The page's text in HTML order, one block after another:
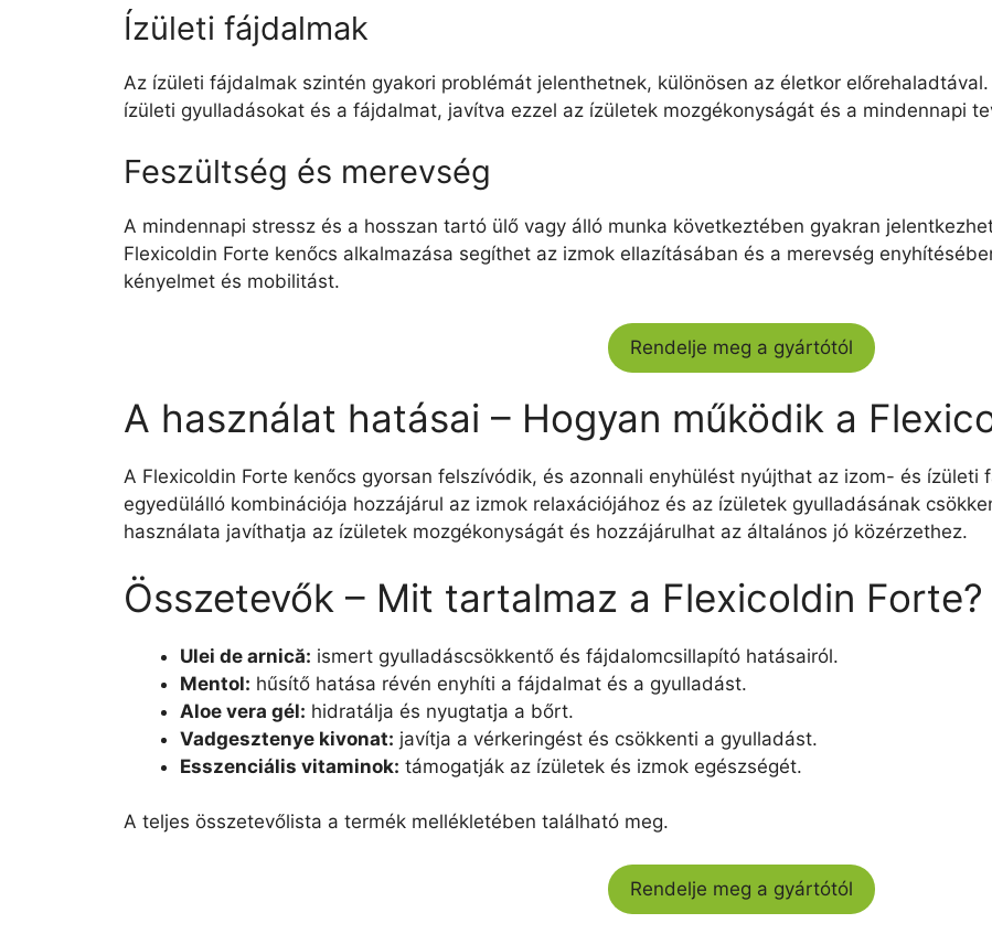
Ízületi fájdalmak
Az ízületi fájdalmak szintén gyakori problémát jelenthetnek, különösen az életkor
ízületi gyulladásokat és a fájdalmat, javítva ezzel az ízületek mozgékonyságát és a mindennapi
Feszültség és merevség
A mindennapi stressz és a hosszan tartó ülő vagy álló munka következtében gyakran
Flexicoldin Forte kenőcs alkalmazása segíthet az izmok ellazításában és a merevség
kényelmet és mobilitást.
Rendelje meg a gyártótól
A használat hatásai – Hogyan működik a
A Flexicoldin Forte kenőcs gyorsan felszívódik, és azonnali enyhülést nyújthat az izom- és ízületi
egyedülálló kombinációja hozzájárul az izmok relaxációjához és az ízületek gyulladásának
használata javíthatja az ízületek mozgékonyságát és hozzájárulhat az általános jó közérzethez.
Összetevők – Mit tartalmaz a Flexicoldin Forte?
Ulei de arnică: ismert gyulladáscsökkentő és fájdalomcsillapító hatásairól.
Mentol: hűsítő hatása révén enyhíti a fájdalmat és a gyulladást.
Aloe vera gél: hidratálja és nyugtatja a bőrt.
Vadgesztenye kivonat: javítja a vérkeringést és csökkenti a gyulladást.
Esszenciális vitaminok: támogatják az ízületek és izmok egészségét.
A teljes összetevőlista a termék mellékletében található meg.
Rendelje meg a gyártótól